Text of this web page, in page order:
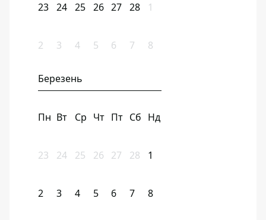
23 24 25 26 27 28 1
2 3 4 5 6 7 8
Березень
Пн Вт Ср Чт Пт Сб Нд
23 24 25 26 27 28 1
2 3 4 5 6 7 8